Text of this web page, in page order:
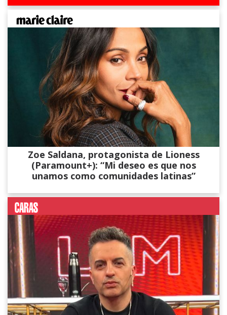
Zoe Saldana, protagonista de Lioness
(Paramount+): “Mi deseo es que nos
unamos como comunidades latinas”